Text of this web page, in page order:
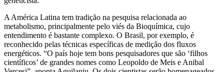
A América Latina tem tradição na pesquisa relacionada ao
metabolismo, principalmente pelo viés da Bioquímica, cujo
entendimento é bastante complexo. O Brasil, por exemplo, é
reconhecido pelas técnicas específicas de medição dos fluxos
energéticos. “O país hoje tem bons pesquisadores que são ‘filhos
científicos’ de grandes nomes como Leopoldo de Meis e Anibal